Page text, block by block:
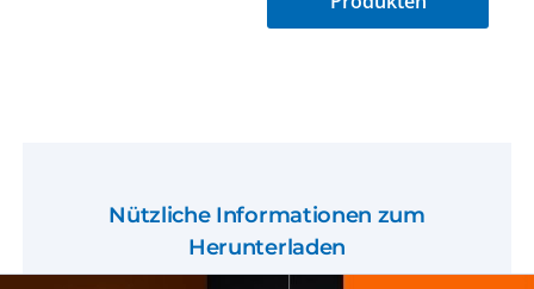
Nützliche Informationen zum
Herunterladen